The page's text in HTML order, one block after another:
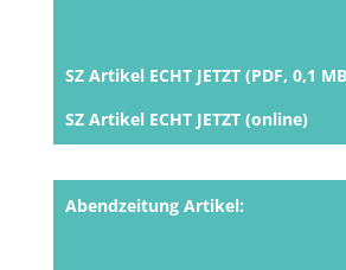
SZ Artikel ECHT JETZT (PDF, 0,1
SZ Artikel ECHT JETZT (online)
Abendzeitung Artikel: